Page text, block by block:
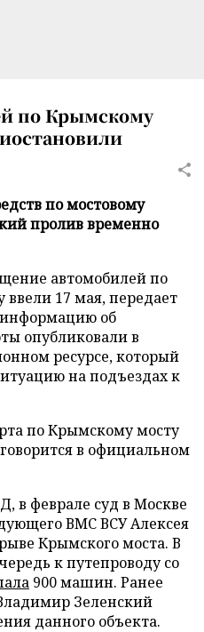
по Крымскому
по мостовому
пролив временно
автомобилей по
ввели 17 мая, передает
об
опубликовали в
ресурсе, который
на подъездах к
по Крымскому мосту
в официальном
в феврале суд в Москве
ВМС ВСУ Алексея
Крымского моста. В
к путепроводу со
900 машин. Ранее
Зеленский
данного объекта.